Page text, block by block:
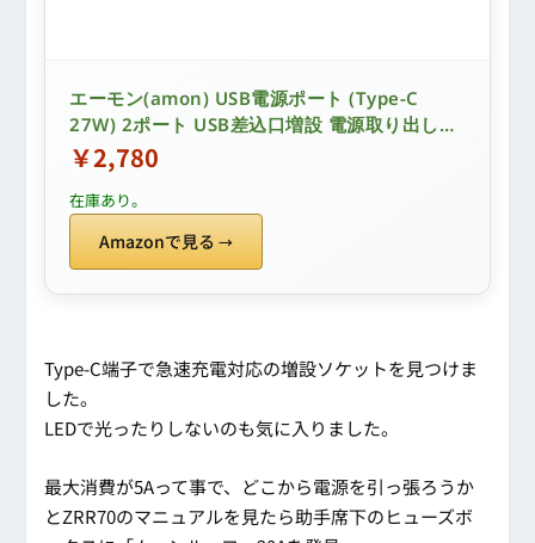
エーモン(amon) USB電源ポート (Type-C
27W) 2ポート USB差込口増設 電源取り出しに
4841 販売ルート限定品
￥2,780
在庫あり。
Amazonで見る
Type-C端子で急速充電対応の増設ソケットを見つけま
した。
LEDで光ったりしないのも気に入りました。
最大消費が5Aって事で、どこから電源を引っ張ろうか
とZRR70のマニュアルを見たら助手席下のヒューズボ